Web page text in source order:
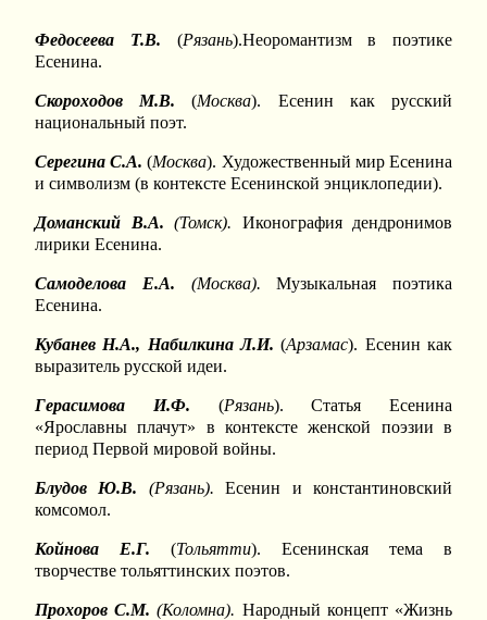
Федосеева Т.В. (Рязань).Неоромантизм в поэтике
Есенина.
Скороходов М.В. (Москва). Есенин как русский
национальный поэт.
Серегина С.А. (Москва). Художественный мир Есенина
и символизм (в контексте Есенинской энциклопедии).
Доманский В.А. (Томск).
Иконография дендронимов
лирики Есенина.
Самоделова Е.А. (Москва). Музыкальная поэтика
Есенина.
Кубанев Н.А., Набилкина Л.И. (Арзамас). Есенин как
выразитель русской идеи.
Герасимова И.Ф. (Рязань). Статья Есенина
«Ярославны плачут» в контексте женской поэзии в
период Первой мировой войны.
Блудов Ю.В. (Рязань).Есенин и константиновский
комсомол.
Койнова Е.Г. (Тольятти). Есенинская тема в
творчестве тольяттинских поэтов.
Прохоров С.М. (Коломна). Народный концепт «Жизнь